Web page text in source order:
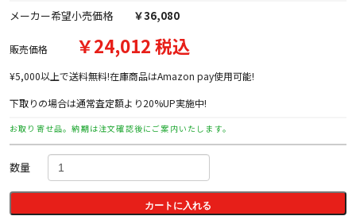
メーカー希望小売価格 ￥36,080
販売価格 ￥24,012 税込
¥5,000以上で送料無料!在庫商品はAmazon pay使用可能!
下取りの場合は通常査定額より20%UP実施中!
お取り寄せ品。納期は注文確認後にご案内いたします。
数量
カートに入れる